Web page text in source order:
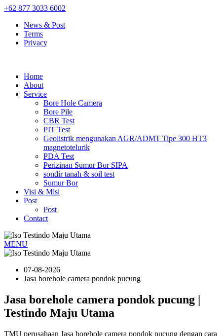
+62 877 3033 6002
News & Post
Terms
Privacy
Home
About
Service
Bore Hole Camera
Bore Pile
CBR Test
PIT Test
Geolistrik mengunakan AGR/ADMT Tipe 300 HT3
magnetotelurik
PDA Test
Perizinan Sumur Bor SIPA
sondir tanah & soil test
Sumur Bor
Visi & Misi
Post
Post
Contact
MENU
07-08-2026
Jasa borehole camera pondok pucung
Jasa borehole camera pondok pucung |
Testindo Maju Utama
TMU perusahaan Jasa borehole camera pondok pucung dengan cara